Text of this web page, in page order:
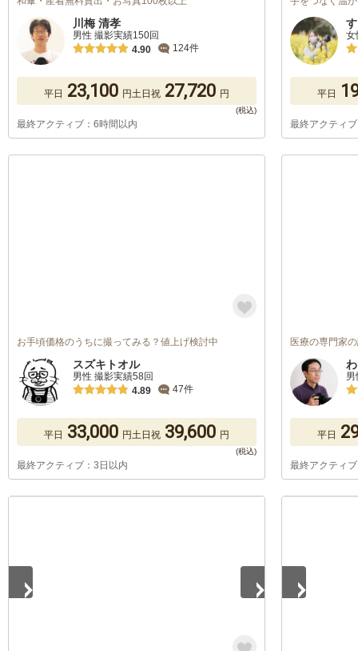
川梅 清孝
男性 撮影実績150回
4.90
124件
平日 23,100 円土日祝 27,720 円
最終アクティブ：6時間以内
女
平日
最終アクティ
お手頃価格のうちに撮ってみる？値上げ検討中
スズキトオル
男性 撮影実績58回
4.89
47件
平日 33,000 円土日祝 39,600 円
最終アクティブ：3日以内
医療の専門家
平日
最終アクティ